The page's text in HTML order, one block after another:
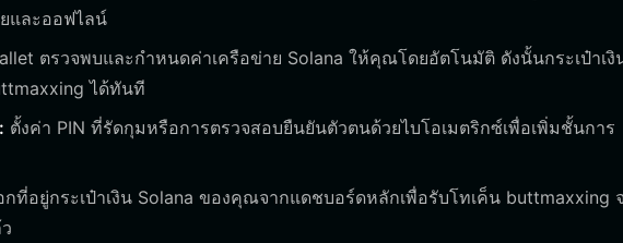
และออฟไลน์
ตรวจพบและกำหนดค่าเครือข่าย Solana ให้คุณโดยอัตโนมัติ ดังนั้นกระเป๋าเงิ
ได้ทันที
ตั้งค่า PIN ที่รัดกุมหรือการตรวจสอบยืนยันตัวตนด้วยไบโอเมตริกซ์เพื่อเพิ่มชั้นการ
อยู่กระเป๋าเงิน Solana ของคุณจากแดชบอร์ดหลักเพื่อรับโทเค็น buttmaxxing